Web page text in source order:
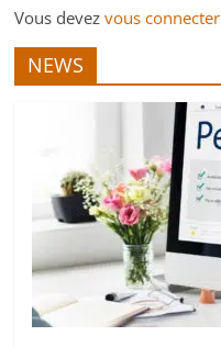
Vous devezvous connecter
NEWS